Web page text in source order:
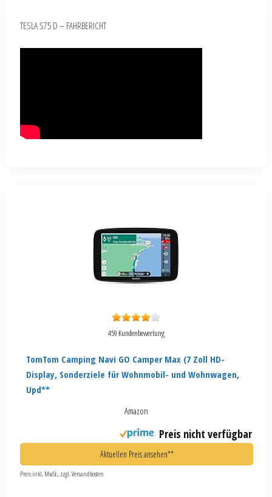
TESLA S75 D – FAHRBERICHT
459 Kundenbewertung
TomTom Camping Navi GO Camper Max (7 Zoll HD-
Display, Sonderziele für Wohnmobil- und Wohnwagen,
Upd**
Amazon
Preis nicht verfügbar
Aktuellen Preis ansehen**
Preis inkl. MwSt., zzgl. Versandkosten